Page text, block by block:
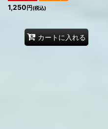
1,250 円 (税込)
カートに入れる